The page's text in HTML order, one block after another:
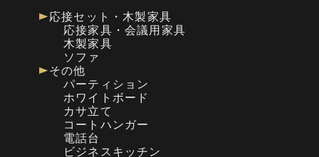
応接セット・木製家具
応接家具・会議用家具
木製家具
ソファ
その他
パーティション
ホワイトボード
カサ立て
コートハンガー
電話台
ビジネスキッチン